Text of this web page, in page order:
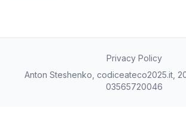
Privacy Policy
Anton Steshenko, codiceateco2025.it,
03565720046